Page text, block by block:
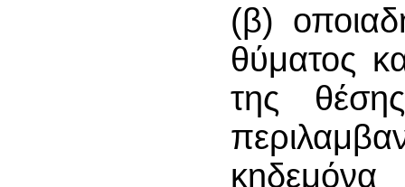
(β)
θύματος
της
κηδεμόνα